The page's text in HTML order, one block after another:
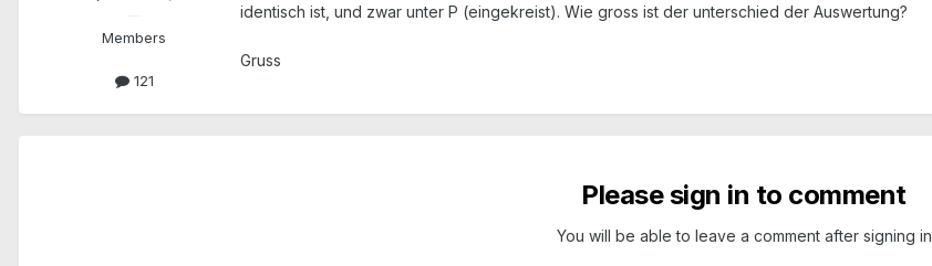
Members
121
identisch ist, und zwar unter P (eingekreist). Wie gross ist der unterschied der Auswertung?
Gruss
Please sign in to comment
You will be able to leave a comment after signing in